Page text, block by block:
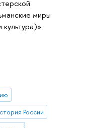
миры
культура)»
России